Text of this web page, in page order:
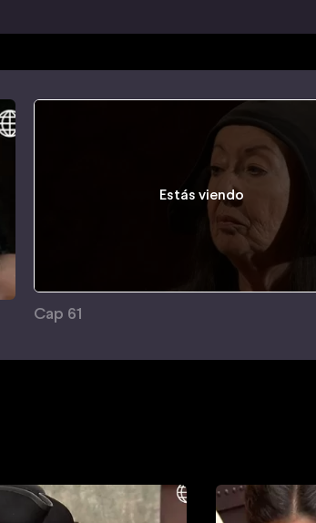
Estás viendo
Cap 61